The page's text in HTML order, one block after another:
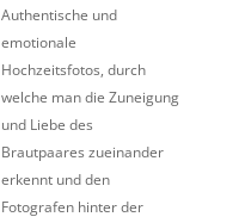
Authentische und
emotionale
Hochzeitsfotos, durch
welche man die Zuneigung
und Liebe des
Brautpaares zueinander
erkennt und den
Fotografen hinter der